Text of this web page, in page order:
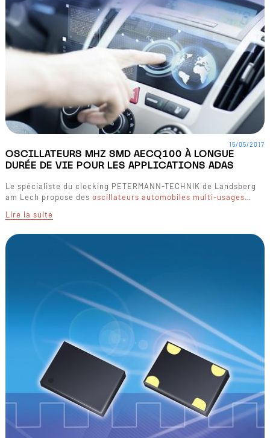
OSCILLATEURS MHZ SMD AECQ100 À LONGUE
DURÉE DE VIE POUR LES APPLICATIONS ADAS
Le spécialiste du clocking PETERMANN-TECHNIK de Landsberg
am Lech propose des oscillateurs automobiles multi-usages…
Lire la suite
15/05/2017